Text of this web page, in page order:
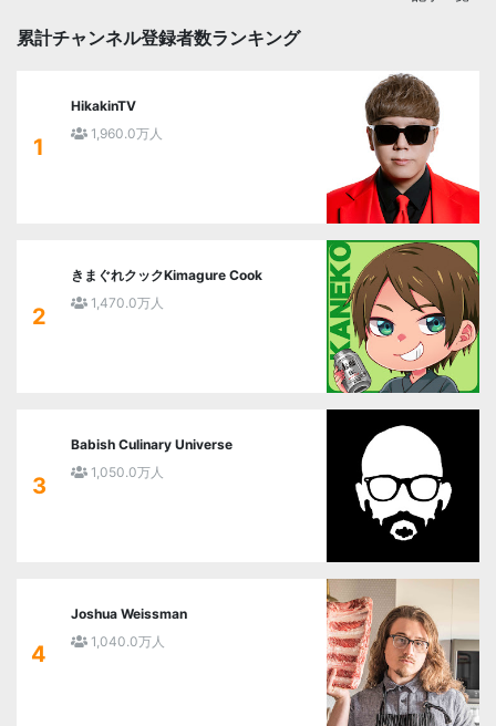
累計チャンネル登録者数ランキング
1
HikakinTV
1,960.0万人
2
きまぐれクックKimagure Cook
1,470.0万人
3
Babish Culinary Universe
1,050.0万人
4
Joshua Weissman
1,040.0万人